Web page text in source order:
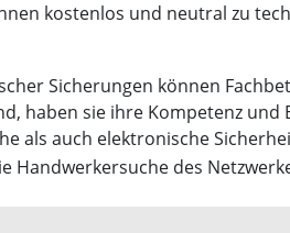
kostenlos und neutral zu
Sicherungen können
haben sie ihre Kompetenz
als auch elektronische
Handwerkersuche des